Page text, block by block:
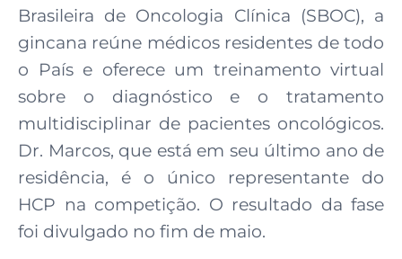
Brasileira de Oncologia Clínica (SBOC), a
gincana reúne médicos residentes de todo
o País e oferece um treinamento virtual
sobre o diagnóstico e o tratamento
multidisciplinar de pacientes oncológicos.
Dr. Marcos, que está em seu último ano de
residência, é o único representante do
HCP na competição. O resultado da fase
foi divulgado no fim de maio.